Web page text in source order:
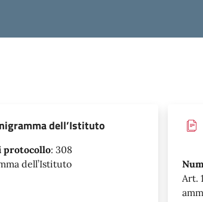
dell’Istituto
protocollo: 308
dell’Istituto
Art.